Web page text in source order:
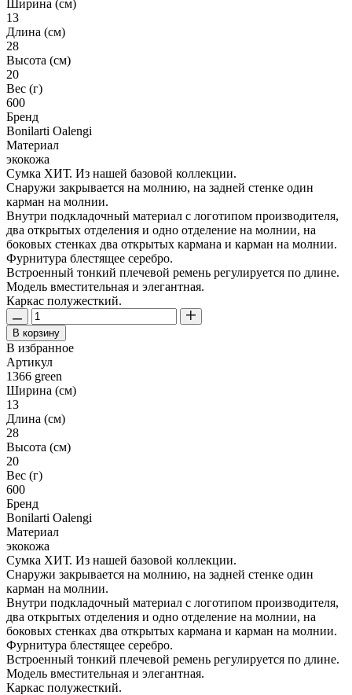
Ширина (см)
13
Длина (см)
28
Высота (см)
20
Вес (г)
600
Бренд
Bonilarti Oalengi
Материал
экокожа
Сумка ХИТ. Из нашей базовой коллекции.
Снаружи закрывается на молнию, на задней стенке один
карман на молнии.
Внутри подкладочный материал с логотипом производителя,
два открытых отделения и одно отделение на молнии, на
боковых стенках два открытых кармана и карман на молнии.
Фурнитура блестящее серебро.
Встроенный тонкий плечевой ремень регулируется по длине.
Модель вместительная и элегантная.
Каркас полужесткий.
В корзину
В избранное
Артикул
1366 green
Ширина (см)
13
Длина (см)
28
Высота (см)
20
Вес (г)
600
Бренд
Bonilarti Oalengi
Материал
экокожа
Сумка ХИТ. Из нашей базовой коллекции.
Снаружи закрывается на молнию, на задней стенке один
карман на молнии.
Внутри подкладочный материал с логотипом производителя,
два открытых отделения и одно отделение на молнии, на
боковых стенках два открытых кармана и карман на молнии.
Фурнитура блестящее серебро.
Встроенный тонкий плечевой ремень регулируется по длине.
Модель вместительная и элегантная.
Каркас полужесткий.